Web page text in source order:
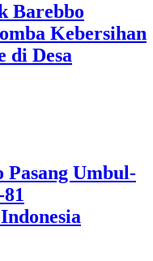
Barebbo
Kebersihan
di Desa
Pasang Umbul-